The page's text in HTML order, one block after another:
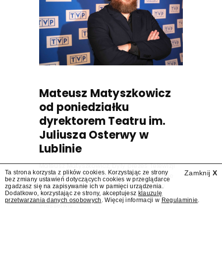
Mateusz Matyszkowicz
od poniedziałku
dyrektorem Teatru im.
Juliusza Osterwy w
Lublinie
Mateusz Matyszkowicz, były prezes Telewizji
Polskiej, w poniedziałek 10 sierpnia obejmie
stanowisko dyrektora Teatru im. Juliusza
Osterwy w Lublinie – dowiedział się
"Presserwis".
Zamknij X
Ta strona korzysta z plików cookies. Korzystając ze strony
bez zmiany ustawień dotyczących cookies w przeglądarce
zgadzasz się na zapisywanie ich w pamięci urządzenia.
Dodatkowo, korzystając ze strony, akceptujesz klauzulę
przetwarzania danych osobowych . Więcej informacji w Regulaminie.